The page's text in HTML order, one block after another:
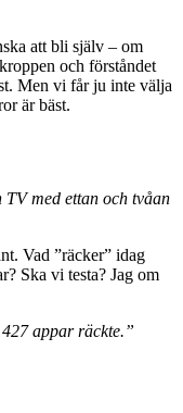
att bli själv – om
och förståndet
Men vi får ju inte välja
är bäst.
med ettan och tvåan
Vad ”räcker” idag
Ska vi testa? Jag om
appar räckte.”